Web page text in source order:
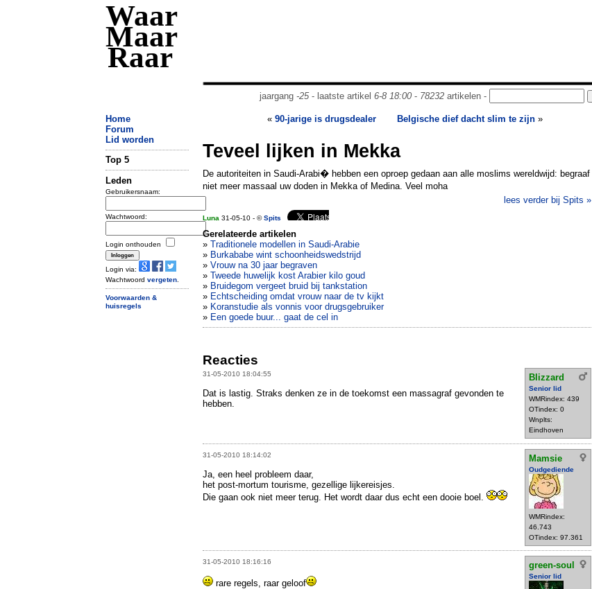
Waar
Maar
Raar
jaargang -25- laatste artikel 6-8 18:00- 78232artikelen -
Home
Forum
Lid worden
Top 5
Leden
Gebruikersnaam:
Wachtwoord:
Login onthouden
Login via:
Wachtwoord vergeten
Voorwaarden &
huisregels
« 90-jarige is drugsdealer Belgische dief dacht slim te zijn »
Teveel lijken in Mekka
De autoriteiten in Saudi-Arabi� hebben een oproep gedaan aan alle moslims wereldwijd: begraaf
niet meer massaal uw doden in Mekka of Medina. Veel moha
lees verder bij Spits »
Luna 31-05-10 - ©Spits
Gerelateerde artikelen
» Traditionele modellen in Saudi-Arabie
» Burkababe wint schoonheidswedstrijd
» Vrouw na 30 jaar begraven
» Tweede huwelijk kost Arabier kilo goud
» Bruidegom vergeet bruid bij tankstation
» Echtscheiding omdat vrouw naar de tv kijkt
» Koranstudie als vonnis voor drugsgebruiker
» Een goede buur... gaat de cel in
Reacties
31-05-2010 18:04:55 Blizzard
Senior lid
WMRindex: 439
OTindex: 0
Wnplts:
Eindhoven
Dat is lastig. Straks denken ze in de toekomst een massagraf gevonden te
hebben.
31-05-2010 18:14:02 Mamsie
Oudgediende
WMRindex:
46.743
OTindex: 97.361
Ja, een heel probleem daar,
het post-mortum tourisme, gezellige lijkereisjes.
Die gaan ook niet meer terug. Het wordt daar dus echt een dooie boel.
31-05-2010 18:16:16 green-soul
Senior lid
rare regels, raar geloof